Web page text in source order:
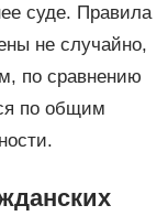
суде. Правила
не случайно,
по сравнению
по общим